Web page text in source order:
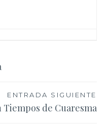
ENTRADA SIGUIENTE
Tiempos de Cuaresma